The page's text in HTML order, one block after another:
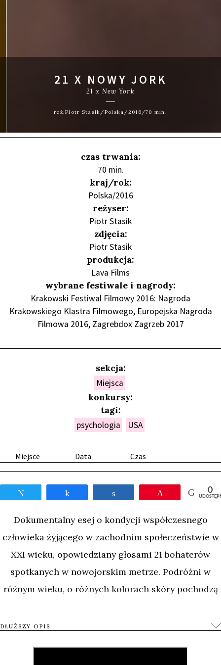
21 X NOWY JORK
21 x New York
reż.Piotr Stasik/Polska/2016/70 min.
Miejsce Data Czas
Przypnij 0
Dokumentalny esej o kondycji współczesnego
człowieka żyjącego w zachodnim społeczeństwie w
XXI wieku, opowiedziany głosami 21 bohaterów
spotkanych w nowojorskim metrze. Podróżni w
różnym wieku, o różnych kolorach skóry pochodzą
znaleźli się w Nowym Jorku. Kamera, z podziemia,
DŁUŻSZY OPIS
czas trwania:
70 min.
kraj/rok:
Polska/2016
reżyser:
Piotr Stasik
zdjęcia:
Piotr Stasik
produkcja:
Lava Films
wybrane festiwale i nagrody:
Krakowski Festiwal Filmowy 2016: Nagroda
Krakowskiego Klastra Filmowego, Europejska Nagroda
Filmowa 2016, Zagrebdox Zagrzeb 2017
sekcja:
Miejsca
konkursy:
tagi:
psychologia USA